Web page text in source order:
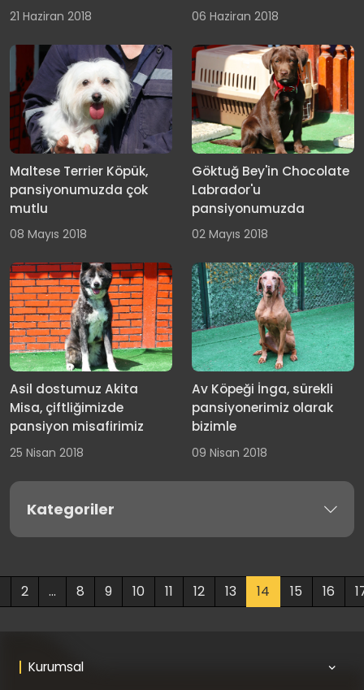
21 Haziran 2018 06 Haziran 2018
Maltese Terrier Köpük,
pansiyonumuzda çok
mutlu
08 Mayıs 2018
Göktuğ Bey'in Chocolate
Labrador'u
pansiyonumuzda
02 Mayıs 2018
Asil dostumuz Akita
Misa, çiftliğimizde
pansiyon misafirimiz
25 Nisan 2018
Av Köpeği İnga, sürekli
pansiyonerimiz olarak
bizimle
09 Nisan 2018
Kategoriler
2 ... 8 9 10 11 12 13 14 15 16
Kurumsal